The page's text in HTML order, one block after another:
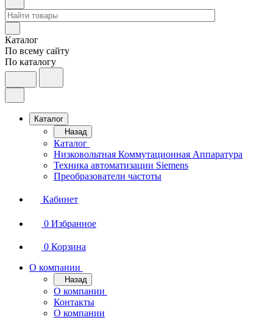
Каталог
По всему сайту
По каталогу
Каталог
Назад
Каталог
Низковольтная Коммутационная Аппаратура
Техника автоматизации Siemens
Преобразователи частоты
Кабинет
0 Избранное
0 Корзина
О компании
Назад
О компании
Контакты
О компании